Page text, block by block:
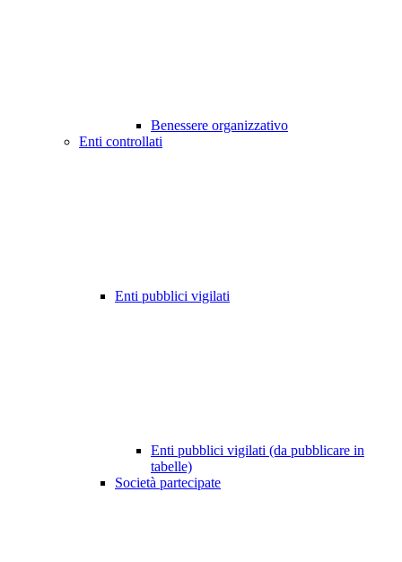
Benessere organizzativo
Enti controllati
Enti pubblici vigilati
Enti pubblici vigilati (da pubblicare in
tabelle)
Società partecipate